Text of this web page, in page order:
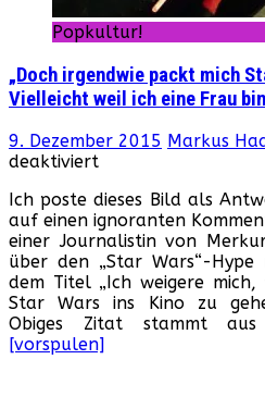
Popkultur!
„Doch irgendwie packt mich
Vielleicht weil ich eine Frau
9. Dezember 2015 Markus
deaktiviertfür
irgendwie
packt
mich
Star
Wars
einfach
nicht.
Vielleicht
Ich poste dieses Bild als
auf einen ignoranten
einer Journalistin von
über den „Star Wars“-Hype
dem Titel „Ich weigere
Star Wars ins Kino zu
Obiges Zitat stammt
[vorspulen]